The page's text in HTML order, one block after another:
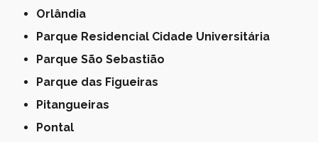
Orlândia
Parque Residencial Cidade Universitária
Parque São Sebastião
Parque das Figueiras
Pitangueiras
Pontal